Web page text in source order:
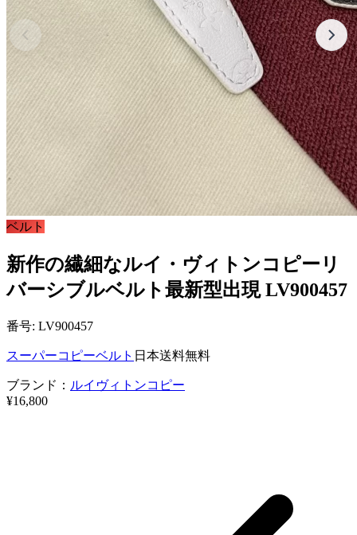
ベルト
新作の繊細なルイ・ヴィトンコピーリ
バーシブルベルト最新型出現 LV900457
番号: LV900457
スーパーコピーベルト 日本送料無料
ブランド： ルイヴィトンコピー
¥16,800